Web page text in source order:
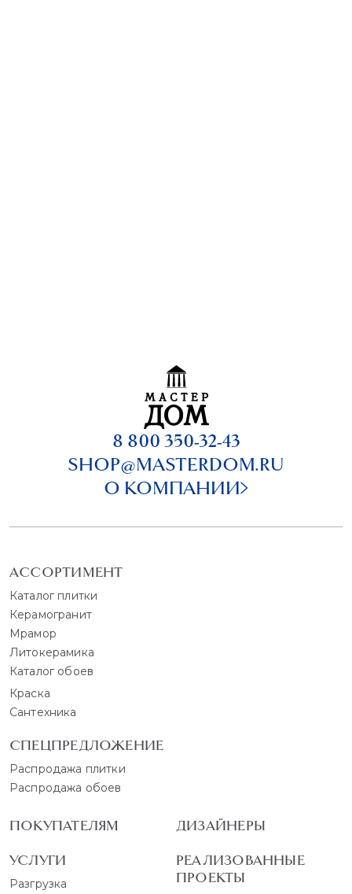
8 800 350-32-43
SHOP@MASTERDOM.RU
О КОМПАНИИ
АССОРТИМЕНТ
Каталог плитки
Керамогранит
Мрамор
Литокерамика
Каталог обоев
Краска
Сантехника
СПЕЦПРЕДЛОЖЕНИЕ
Распродажа плитки
Распродажа обоев
ПОКУПАТЕЛЯМ
УСЛУГИ
Разгрузка
ДИЗАЙНЕРЫ
РЕАЛИЗОВАННЫЕ
ПРОЕКТЫ